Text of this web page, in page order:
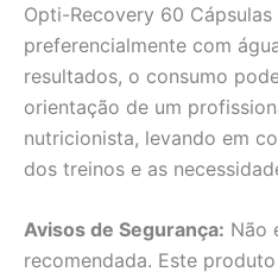
Opti-Recovery 60 Cápsulas
preferencialmente com
resultados, o consumo
orientação de um
nutricionista, levando em
dos treinos e as
Avisos de Segurança: Não
recomendada. Este